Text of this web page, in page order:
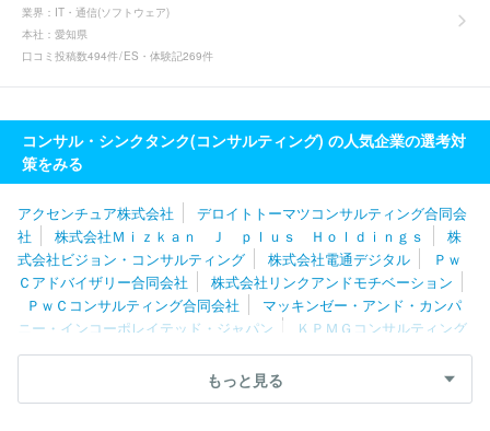
業界： IT・通信(ソフトウェア)
本社： 愛知県
口コミ投稿数494件 ES・体験記269件
コンサル・シンクタンク(コンサルティング) の人気企業の選考対
策をみる
アクセンチュア株式会社
デロイトトーマツコンサルティング合同会
社
株式会社Ｍｉｚｋａｎ Ｊ ｐｌｕｓ Ｈｏｌｄｉｎｇｓ
株
式会社ビジョン・コンサルティング
株式会社電通デジタル
Ｐｗ
Ｃアドバイザリー合同会社
株式会社リンクアンドモチベーション
ＰｗＣコンサルティング合同会社
マッキンゼー・アンド・カンパ
ニー・インコーポレイテッド・ジャパン
ＫＰＭＧコンサルティング
株式会社
株式会社船井総合研究所
ＥＹストラテジー・アンド・
ボストン・コンサルティング・グループ
合同会社
もっと見る